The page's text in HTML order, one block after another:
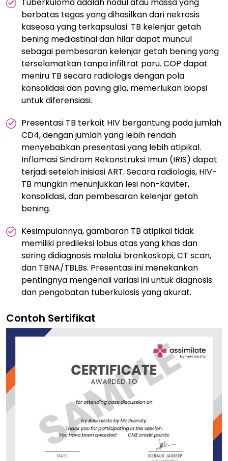
berbatas tegas yang dihasilkan dari nekrosis
kaseosa yang terkapsulasi. TB kelenjar getah
bening mediastinal dan hilar dapat muncul
sebagai pembesaran kelenjar getah bening yang
terselamatkan tanpa infiltrat paru. COP dapat
meniru TB secara radiologis dengan pola
konsolidasi dan paving gila, memerlukan biopsi
untuk diferensiasi.
Presentasi TB terkait HIV bergantung pada jumlah
CD4, dengan jumlah yang lebih rendah
menyebabkan presentasi yang lebih atipikal.
Inflamasi Sindrom Rekonstruksi Imun (IRIS) dapat
terjadi setelah inisiasi ART. Secara radiologis, HIV-
TB mungkin menunjukkan lesi non-kaviter,
konsolidasi, dan pembesaran kelenjar getah
bening.
Kesimpulannya, gambaran TB atipikal tidak
memiliki predileksi lobus atas yang khas dan
sering didiagnosis melalui bronkoskopi, CT scan,
dan TBNA/TBLBs. Presentasi ini menekankan
pentingnya mengenali variasi ini untuk diagnosis
dan pengobatan tuberkulosis yang akurat.
Contoh Sertifikat